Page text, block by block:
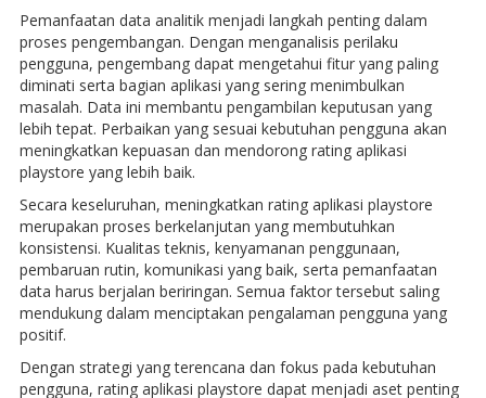
Pemanfaatan data analitik menjadi langkah penting dalam
proses pengembangan. Dengan menganalisis perilaku
pengguna, pengembang dapat mengetahui fitur yang paling
diminati serta bagian aplikasi yang sering menimbulkan
masalah. Data ini membantu pengambilan keputusan yang
lebih tepat. Perbaikan yang sesuai kebutuhan pengguna akan
meningkatkan kepuasan dan mendorong rating aplikasi
playstore yang lebih baik.
Secara keseluruhan, meningkatkan rating aplikasi playstore
merupakan proses berkelanjutan yang membutuhkan
konsistensi. Kualitas teknis, kenyamanan penggunaan,
pembaruan rutin, komunikasi yang baik, serta pemanfaatan
data harus berjalan beriringan. Semua faktor tersebut saling
mendukung dalam menciptakan pengalaman pengguna yang
positif.
Dengan strategi yang terencana dan fokus pada kebutuhan
pengguna, rating aplikasi playstore dapat menjadi aset penting